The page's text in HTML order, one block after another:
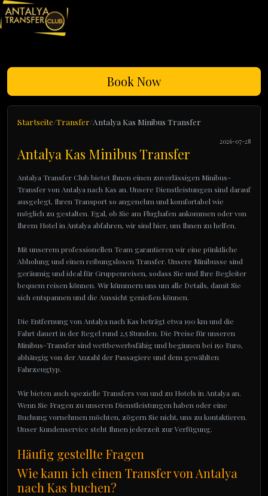
Book Now
Startseite Transfer Antalya Kas Minibus Transfer
2026-07-28
Antalya Kas Minibus Transfer
Antalya Transfer Club bietet Ihnen einen zuverlässigen Minibus-
Transfer von Antalya nach Kas an. Unsere Dienstleistungen sind darauf
ausgelegt, Ihren Transport so angenehm und komfortabel wie
möglich zu gestalten. Egal, ob Sie am Flughafen ankommen oder von
Ihrem Hotel in Antalya abfahren, wir sind hier, um Ihnen zu helfen.
Mit unserem professionellen Team garantieren wir eine pünktliche
Abholung und einen reibungslosen Transfer. Unsere Minibusse sind
geräumig und ideal für Gruppenreisen, sodass Sie und Ihre Begleiter
bequem reisen können. Wir kümmern uns um alle Details, damit Sie
sich entspannen und die Aussicht genießen können.
Die Entfernung von Antalya nach Kas beträgt etwa 190 km und die
Fahrt dauert in der Regel rund 2,5 Stunden. Die Preise für unseren
Minibus-Transfer sind wettbewerbsfähig und beginnen bei 150 Euro,
abhängig von der Anzahl der Passagiere und dem gewählten
Fahrzeugtyp.
Wir bieten auch spezielle Transfers von und zu Hotels in Antalya an.
Wenn Sie Fragen zu unseren Dienstleistungen haben oder eine
Buchung vornehmen möchten, zögern Sie nicht, uns zu kontaktieren.
Unser Kundenservice steht Ihnen jederzeit zur Verfügung.
Häufig gestellte Fragen
Wie kann ich einen Transfer von Antalya
nach Kas buchen?